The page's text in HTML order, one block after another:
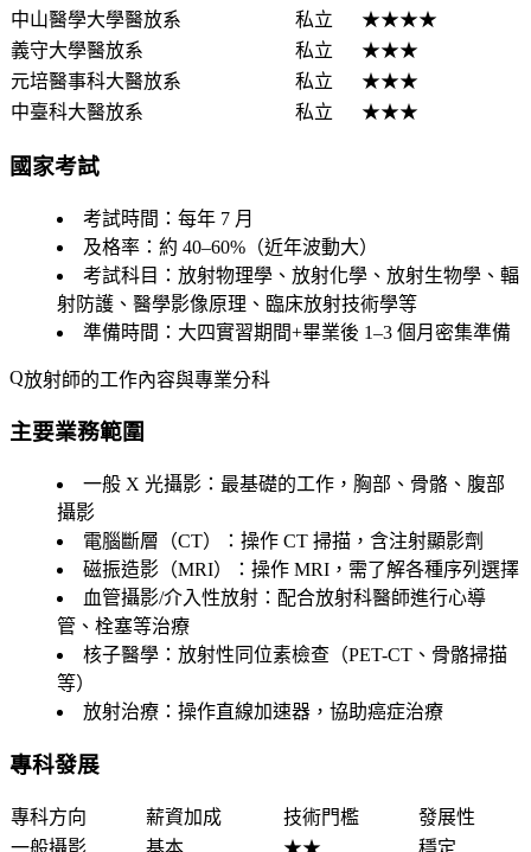
中山醫學大學醫放系
私立
★★★★
義守大學醫放系
私立
★★★
元培醫事科大醫放系
私立
★★★
中臺科大醫放系
私立 ★★★
國家考試
考試時間 ：每年 7 月
及格率 ：約 40–60%（近年波動大）
考試科目 ：放射物理學、放射化學、放射生物學、輻
射防護、醫學影像原理、臨床放射技術學等
準備時間 ：大四實習期間+畢業後 1–3 個月密集準備
放射師的工作內容與專業分科
主要業務範圍
一般 X 光攝影 ：最基礎的工作，胸部、骨骼、腹部
攝影
電腦斷層（CT）
：操作 CT 掃描，含注射顯影劑
磁振造影（MRI）
：操作 MRI，需了解各種序列選擇
血管攝影/介入性放射 ：配合放射科醫師進行心導
管、栓塞等治療
核子醫學 ：放射性同位素檢查（PET-CT、骨骼掃描
等）
放射治療 ：操作直線加速器，協助癌症治療
專科發展
專科方向 薪資加成 技術門檻
發展性